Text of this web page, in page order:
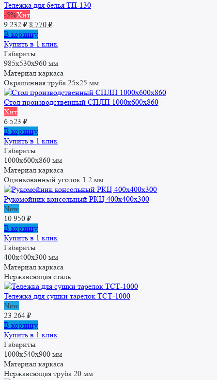
Тележка для белья ТП-130
-5%Хит
9 232₽ Первоначальная
цена
составляла
9
232 ₽.
8 770 ₽Текущая
8
В корзину
Купить в 1 клик
Габариты
985х530х960 мм
Материал каркаса
Окрашенная труба 25x25 мм
Стол производственный СПЛП 1000х600х860
Хит
6 523 ₽
В корзину
Купить в 1 клик
Габариты
1000x600x860 мм
Материал каркаса
Оцинкованный уголок 1.2 мм
Рукомойник консольный РКЦ 400x400x300
New
10 950 ₽
В корзину
Купить в 1 клик
Габариты
400x400x300 мм
Материал каркаса
Нержавеющая сталь
Тележка для сушки тарелок ТСТ-1000
New
23 264 ₽
В корзину
Купить в 1 клик
Габариты
1000x540x900 мм
Материал каркаса
Нержавеющая труба 20 мм